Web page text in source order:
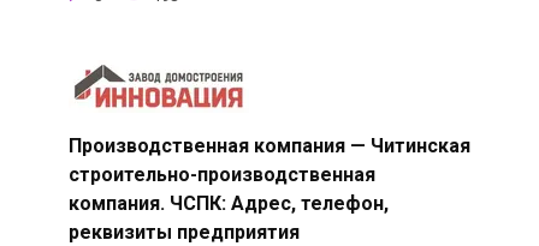
Производственная компания — Читинская
строительно-производственная
компания. ЧСПК: Адрес, телефон,
реквизиты предприятия